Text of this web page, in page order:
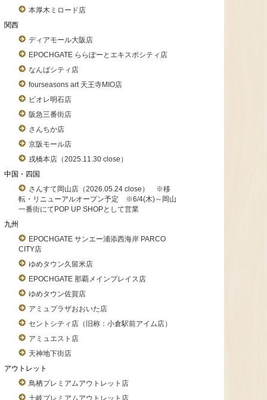
本厚木ミロード店
関西
ディアモール大阪店
EPOCHGATE ららぽーとエキスポシティ店
なんばシティ店
fourseasons art 天王寺MIO店
ピオレ明石店
阪急三番街店
さんちか店
京阪モール店
戎橋本店（2025.11.30 close）
中国・四国
さんすて岡山店（2026.05.24 close） ※移
転・リニューアルオープン予定 ※6/4(木)～岡山
一番街にてPOP UP SHOPとして営業
九州
EPOCHGATE サンエー浦添西海岸 PARCO
CITY店
ゆめタウン久留米店
EPOCHGATE 那覇メインプレイス店
ゆめタウン佐賀店
アミュプラザおおいた店
セントシティ店（旧称：小倉駅前アイム店）
アミュエスト店
天神地下街店
アウトレット
鳥栖プレミアムアウトレット店
土岐プレミアムアウトレット店